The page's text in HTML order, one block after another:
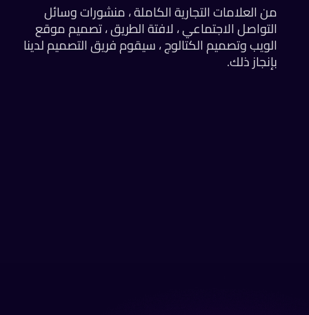
من العلامات التجارية الكاملة ، منشورات وسائل
التواصل الاجتماعي ، لافتة الطريق ، تصميم موقع
الويب وتصميم الكتالوج ، سيقوم فريق التصميم لدينا
بإنجاز ذلك.